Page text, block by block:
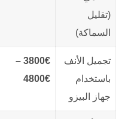
(تقليل
السماكة)
تجميل الأنف
باستخدام
جهاز البيزو
3800€ –
4800€